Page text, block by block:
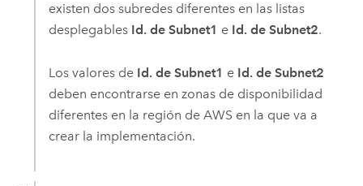
existen dos subredes diferentes en las listas
desplegables Id. de Subnet1 e Id. de Subnet2.
Los valores de Id. de Subnet1 e Id. de Subnet2
deben encontrarse en zonas de disponibilidad
diferentes en la región de AWS en la que va a
crear la implementación.